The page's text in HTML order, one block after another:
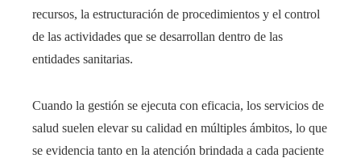
recursos, la estructuración de procedimientos y el control
de las actividades que se desarrollan dentro de las
entidades sanitarias.
Cuando la gestión se ejecuta con eficacia, los servicios de
salud suelen elevar su calidad en múltiples ámbitos, lo que
se evidencia tanto en la atención brindada a cada paciente